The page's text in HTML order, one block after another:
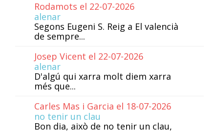
Rodamots el 22-07-2026
alenar
Segons Eugeni S. Reig a El valencià
de sempre...
Josep Vicent el 22-07-2026
alenar
D'algú qui xarra molt diem xarra
més que...
Carles Mas i Garcia el 18-07-2026
no tenir un clau
Bon dia, això de no tenir un clau,